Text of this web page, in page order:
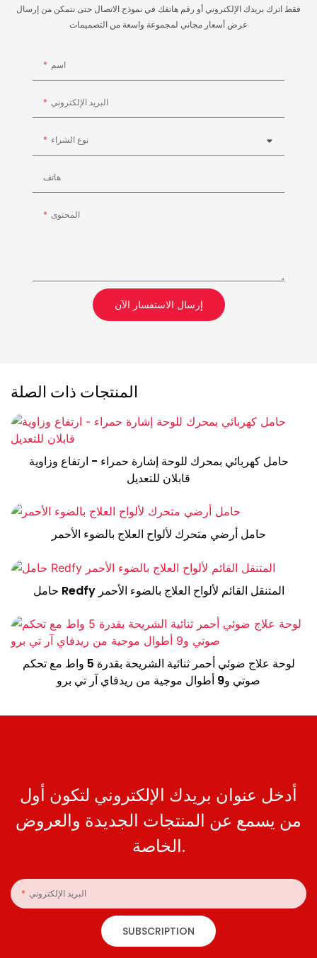
فقط اترك بريدك الإلكتروني أو رقم هاتفك في نموذج الاتصال حتى نتمكن من إرسال
عرض أسعار مجاني لمجموعة واسعة من التصميمات
اسم
البريد الإلكتروني
نوع الشراء
هاتف
المحتوى
إرسال الاستفسار الآن
المنتجات ذات الصلة
حامل كهربائي بمحرك للوحة إشارة حمراء - ارتفاع وزاوية
قابلان للتعديل
حامل أرضي متحرك لألواح العلاج بالضوء الأحمر
حامل Redfy المتنقل القائم لألواح العلاج بالضوء الأحمر
لوحة علاج ضوئي أحمر ثنائية الشريحة بقدرة 5 واط مع تحكم
صوتي و9 أطوال موجية من ريدفاي آر تي برو
أدخل عنوان بريدك الإلكتروني لتكون أول
من يسمع عن المنتجات الجديدة والعروض
الخاصة.
البريد الإلكتروني
SUBSCRIPTION